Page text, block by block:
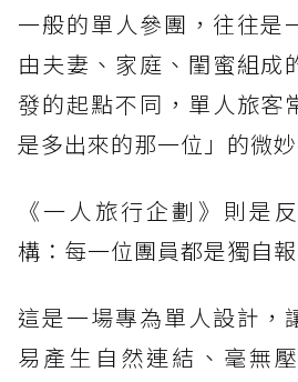
一般的單人參團，往往是
由夫妻、家庭、閨蜜組成
發的起點不同，單人旅客
是多出來的那一位」的微妙
《一人旅行企劃》則是
構：每一位團員都是獨自報
這是一場專為單人設計，
易產生自然連結、毫無